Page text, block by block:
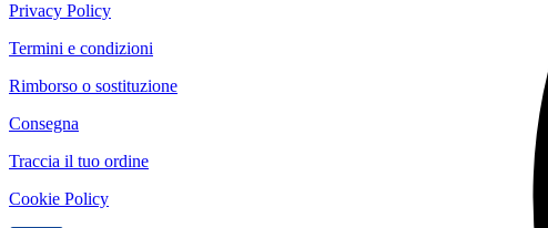
Privacy Policy
Termini e condizioni
Rimborso o sostituzione
Consegna
Traccia il tuo ordine
Cookie Policy